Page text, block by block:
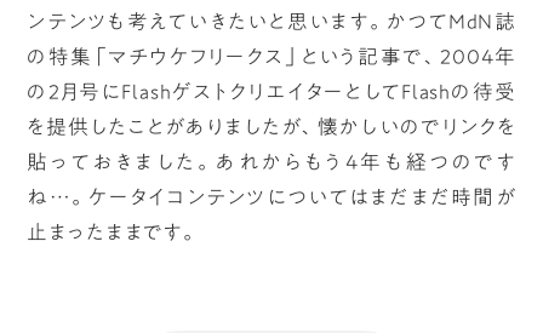
ンテンツも考えていきたいと思います。かつてMdN誌
の特集「マチウケフリークス」という記事で、2004年
の2月号にFlashゲストクリエイターとしてFlashの待受
を提供したことがありましたが、懐かしいのでリンクを
貼っておきました。あれからもう4年も経つのです
ね…。ケータイコンテンツについてはまだまだ時間が
止まったままです。